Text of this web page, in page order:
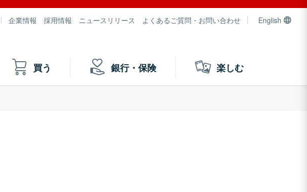
企業情報 採用情報 ニュースリリース よくあるご質問・お問い合わせ English
買う 銀行・保険 楽しむ